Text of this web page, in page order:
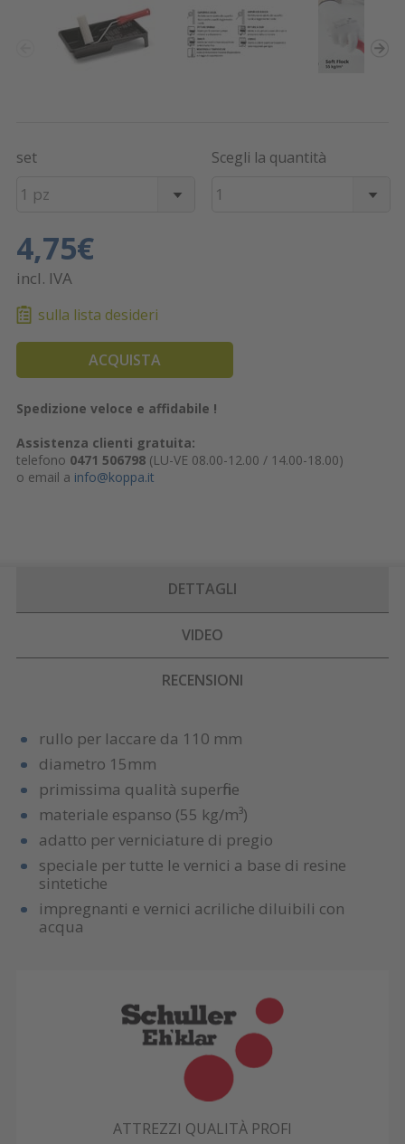
set
1 pz
Scegli la quantità
1
4,75€
incl. IVA
sulla lista desideri
ACQUISTA
Spedizione veloce e affidabile !
Assistenza clienti gratuita:
telefono 0471 506798(LU-VE 08.00-12.00 / 14.00-18.00)
o email a info@koppa.it
DETTAGLI
VIDEO
RECENSIONI
rullo per laccare da 110 mm
diametro 15mm
primissima qualità superfine
materiale espanso (55 kg/m³)
adatto per verniciature di pregio
speciale per tutte le vernici a base di resine
sintetiche
impregnanti e vernici acriliche diluibili con
acqua
ATTREZZI QUALITÀ PROFI